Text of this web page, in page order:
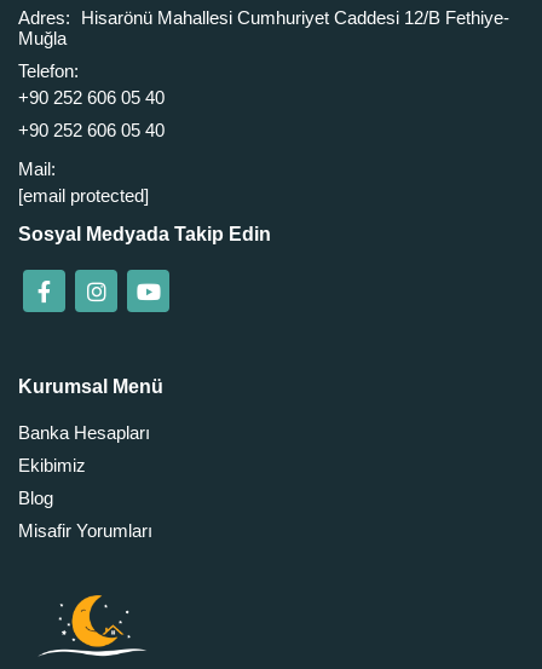
Adres:
Hisarönü Mahallesi Cumhuriyet Caddesi 12/B Fethiye-
Muğla
Telefon:
+90 252 606 05 40
+90 252 606 05 40
Mail:
[email protected]
Sosyal Medyada Takip Edin
Kurumsal Menü
Banka Hesapları
Ekibimiz
Blog
Misafir Yorumları